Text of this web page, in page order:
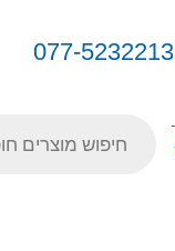
077-5232213